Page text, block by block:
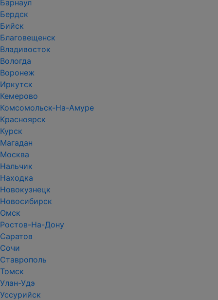
Барнаул
Бердск
Бийск
Благовещенск
Владивосток
Вологда
Воронеж
Иркутск
Кемерово
Комсомольск-На-Амуре
Красноярск
Курск
Магадан
Москва
Нальчик
Находка
Новокузнецк
Новосибирск
Омск
Ростов-На-Дону
Саратов
Сочи
Ставрополь
Томск
Улан-Удэ
Уссурийск